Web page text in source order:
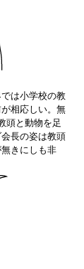
は小学校の教
相応しい。無
頭と動物を足
長の姿は教頭
きにしも非